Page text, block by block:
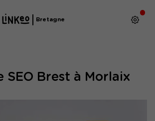
Bretagne
SEO Brest à Morlaix